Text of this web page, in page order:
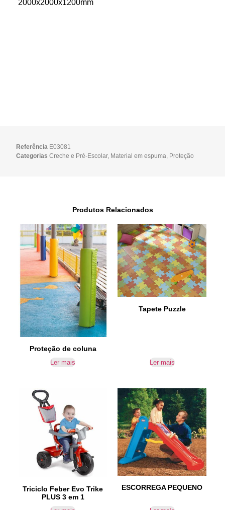
2000x2000x1200mm
Referência E03081
Categorias Creche e Pré-Escolar, Material em espuma Proteção
Produtos Relacionados
Proteção de coluna
Ler mais
Tapete Puzzle
Ler mais
Triciclo Feber Evo Trike
PLUS 3 em 1
ESCORREGA PEQUENO